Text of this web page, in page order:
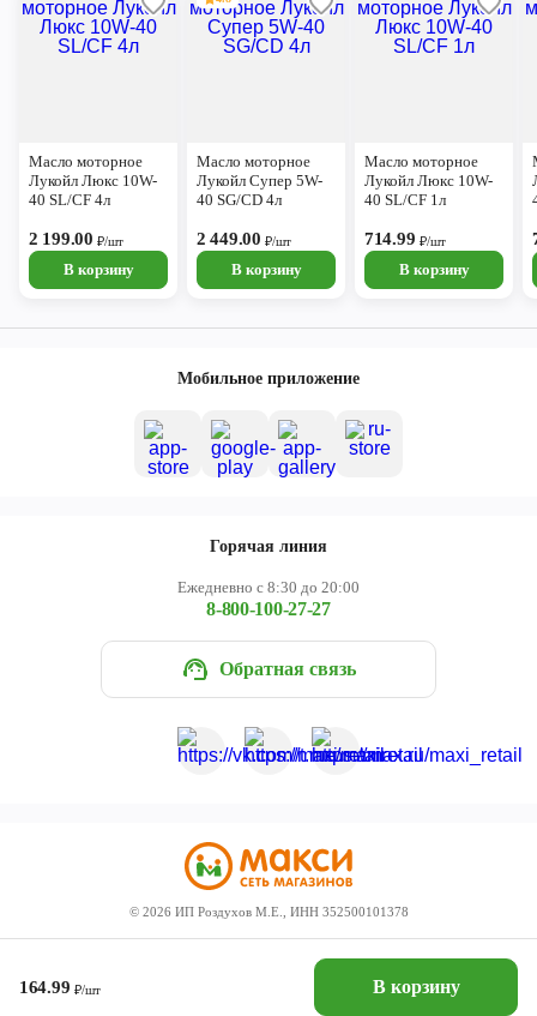
164.99 ₽/шт В корзину
Масло моторное
Лукойл Люкс 10W-
40 SL/CF 4л
2 199.00₽/шт
В корзину
Масло моторное
Лукойл Супер 5W-
40 SG/CD 4л
2 449.00₽/шт
В корзину
Масло моторное
Лукойл Люкс 10W-
40 SL/CF 1л
714.99 ₽/шт
В корзину
Мобильное приложение
Горячая линия
Ежедневно с 8:30 до 20:00
8-800-100-27-27
Обратная связь
© 2026 ИП Роздухов М.Е., ИНН 352500101378